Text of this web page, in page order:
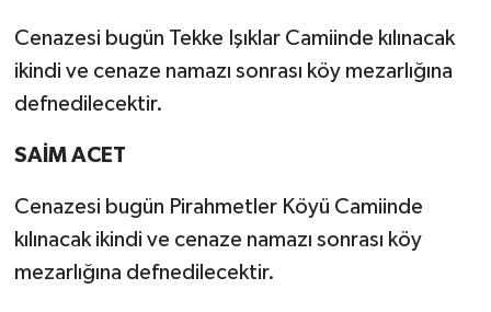
Cenazesi bugün Tekke Işıklar Camiinde kılınacak
ikindi ve cenaze namazı sonrası köy mezarlığına
defnedilecektir.
SAİM ACET
Cenazesi bugün Pirahmetler Köyü Camiinde
kılınacak ikindi ve cenaze namazı sonrası köy
mezarlığına defnedilecektir.